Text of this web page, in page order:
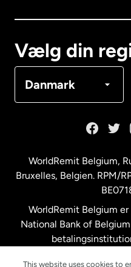
Vælg din
Danmark
Malaysia
New Zealand
Spanien
WorldRemit Belgium,
Bruxelles, Belgien. RPM/
WorldRemit Belgium
National Bank of
This website uses cookies to